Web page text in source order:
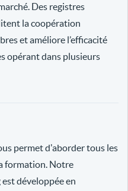
Des registres
la coopération
et améliore l’efficacité
opérant dans plusieurs
permet d'aborder tous les
formation. Notre
développée en